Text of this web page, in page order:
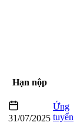
Hạn nộp
31/07/2025
Ứng
tuyển